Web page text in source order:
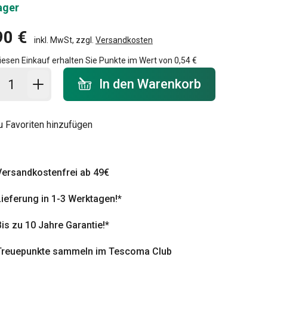
€ inkl. MwSt, zzgl. Versandkosten
Einkauf erhalten Sie Punkte im Wert von 0,54 €
In den Warenkorb - Menge
In den Warenkorb
Favoriten hinzufügen
ab 49€
in 1-3 Werktagen!*
zu 10 Jahre Garantie!*
sammeln im Tescoma Club